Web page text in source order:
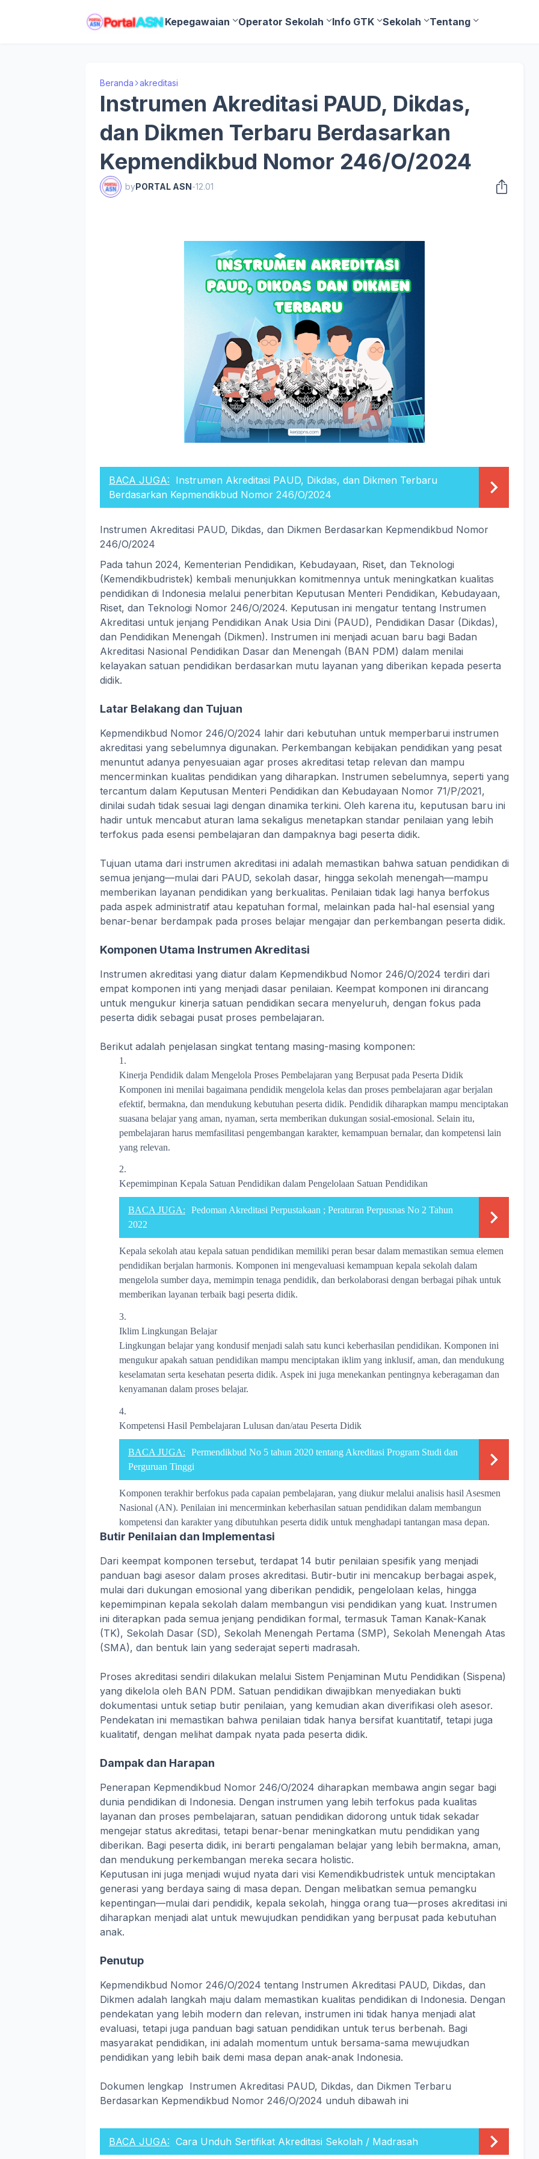
Kepegawaian Operator Sekolah Info GTK Sekolah Tentang
Beranda akreditasi
Instrumen Akreditasi PAUD, Dikdas,
dan Dikmen Terbaru Berdasarkan
Kepmendikbud Nomor 246/O/2024
byPORTAL ASN-12.01
BACA JUGA: Instrumen Akreditasi PAUD, Dikdas, dan Dikmen Terbaru
Berdasarkan Kepmendikbud Nomor 246/O/2024
Instrumen Akreditasi PAUD, Dikdas, dan Dikmen Berdasarkan Kepmendikbud Nomor
246/O/2024
Pada tahun 2024, Kementerian Pendidikan, Kebudayaan, Riset, dan Teknologi
(Kemendikbudristek) kembali menunjukkan komitmennya untuk meningkatkan kualitas
pendidikan di Indonesia melalui penerbitan Keputusan Menteri Pendidikan, Kebudayaan,
Riset, dan Teknologi Nomor 246/O/2024. Keputusan ini mengatur tentang Instrumen
Akreditasi untuk jenjang Pendidikan Anak Usia Dini (PAUD), Pendidikan Dasar (Dikdas),
dan Pendidikan Menengah (Dikmen). Instrumen ini menjadi acuan baru bagi Badan
Akreditasi Nasional Pendidikan Dasar dan Menengah (BAN PDM) dalam menilai
kelayakan satuan pendidikan berdasarkan mutu layanan yang diberikan kepada peserta
didik.
Latar Belakang dan Tujuan
Kepmendikbud Nomor 246/O/2024 lahir dari kebutuhan untuk memperbarui instrumen
akreditasi yang sebelumnya digunakan. Perkembangan kebijakan pendidikan yang pesat
menuntut adanya penyesuaian agar proses akreditasi tetap relevan dan mampu
mencerminkan kualitas pendidikan yang diharapkan. Instrumen sebelumnya, seperti yang
tercantum dalam Keputusan Menteri Pendidikan dan Kebudayaan Nomor 71/P/2021,
dinilai sudah tidak sesuai lagi dengan dinamika terkini. Oleh karena itu, keputusan baru ini
hadir untuk mencabut aturan lama sekaligus menetapkan standar penilaian yang lebih
terfokus pada esensi pembelajaran dan dampaknya bagi peserta didik.
Tujuan utama dari instrumen akreditasi ini adalah memastikan bahwa satuan pendidikan di
semua jenjang—mulai dari PAUD, sekolah dasar, hingga sekolah menengah—mampu
memberikan layanan pendidikan yang berkualitas. Penilaian tidak lagi hanya berfokus
pada aspek administratif atau kepatuhan formal, melainkan pada hal-hal esensial yang
benar-benar berdampak pada proses belajar mengajar dan perkembangan peserta didik.
Komponen Utama Instrumen Akreditasi
Instrumen akreditasi yang diatur dalam Kepmendikbud Nomor 246/O/2024 terdiri dari
empat komponen inti yang menjadi dasar penilaian. Keempat komponen ini dirancang
untuk mengukur kinerja satuan pendidikan secara menyeluruh, dengan fokus pada
peserta didik sebagai pusat proses pembelajaran.
Berikut adalah penjelasan singkat tentang masing-masing komponen:
Kinerja Pendidik dalam Mengelola Proses Pembelajaran yang Berpusat pada Peserta Didik
Komponen ini menilai bagaimana pendidik mengelola kelas dan proses pembelajaran agar berjalan
efektif, bermakna, dan mendukung kebutuhan peserta didik. Pendidik diharapkan mampu menciptakan
suasana belajar yang aman, nyaman, serta memberikan dukungan sosial-emosional. Selain itu,
pembelajaran harus memfasilitasi pengembangan karakter, kemampuan bernalar, dan kompetensi lain
yang relevan.
Kepemimpinan Kepala Satuan Pendidikan dalam Pengelolaan Satuan Pendidikan
BACA JUGA:
Pedoman Akreditasi Perpustakaan ; Peraturan Perpusnas No 2 Tahun
2022
Kepala sekolah atau kepala satuan pendidikan memiliki peran besar dalam memastikan semua elemen
pendidikan berjalan harmonis. Komponen ini mengevaluasi kemampuan kepala sekolah dalam
mengelola sumber daya, memimpin tenaga pendidik, dan berkolaborasi dengan berbagai pihak untuk
memberikan layanan terbaik bagi peserta didik.
Iklim Lingkungan Belajar
Lingkungan belajar yang kondusif menjadi salah satu kunci keberhasilan pendidikan. Komponen ini
mengukur apakah satuan pendidikan mampu menciptakan iklim yang inklusif, aman, dan mendukung
keselamatan serta kesehatan peserta didik. Aspek ini juga menekankan pentingnya keberagaman dan
kenyamanan dalam proses belajar.
Kompetensi Hasil Pembelajaran Lulusan dan/atau Peserta Didik
BACA JUGA:
Permendikbud No 5 tahun 2020 tentang Akreditasi Program Studi dan
Perguruan Tinggi
Komponen terakhir berfokus pada capaian pembelajaran, yang diukur melalui analisis hasil Asesmen
Nasional (AN). Penilaian ini mencerminkan keberhasilan satuan pendidikan dalam membangun
kompetensi dan karakter yang dibutuhkan peserta didik untuk menghadapi tantangan masa depan.
Butir Penilaian dan Implementasi
Dari keempat komponen tersebut, terdapat 14 butir penilaian spesifik yang menjadi
panduan bagi asesor dalam proses akreditasi. Butir-butir ini mencakup berbagai aspek,
mulai dari dukungan emosional yang diberikan pendidik, pengelolaan kelas, hingga
kepemimpinan kepala sekolah dalam membangun visi pendidikan yang kuat. Instrumen
ini diterapkan pada semua jenjang pendidikan formal, termasuk Taman Kanak-Kanak
(TK), Sekolah Dasar (SD), Sekolah Menengah Pertama (SMP), Sekolah Menengah Atas
(SMA), dan bentuk lain yang sederajat seperti madrasah.
Proses akreditasi sendiri dilakukan melalui Sistem Penjaminan Mutu Pendidikan (Sispena)
yang dikelola oleh BAN PDM. Satuan pendidikan diwajibkan menyediakan bukti
dokumentasi untuk setiap butir penilaian, yang kemudian akan diverifikasi oleh asesor.
Pendekatan ini memastikan bahwa penilaian tidak hanya bersifat kuantitatif, tetapi juga
kualitatif, dengan melihat dampak nyata pada peserta didik.
Dampak dan Harapan
Penerapan Kepmendikbud Nomor 246/O/2024 diharapkan membawa angin segar bagi
dunia pendidikan di Indonesia. Dengan instrumen yang lebih terfokus pada kualitas
layanan dan proses pembelajaran, satuan pendidikan didorong untuk tidak sekadar
mengejar status akreditasi, tetapi benar-benar meningkatkan mutu pendidikan yang
diberikan. Bagi peserta didik, ini berarti pengalaman belajar yang lebih bermakna, aman,
dan mendukung perkembangan mereka secara holistic.
Keputusan ini juga menjadi wujud nyata dari visi Kemendikbudristek untuk menciptakan
generasi yang berdaya saing di masa depan. Dengan melibatkan semua pemangku
kepentingan—mulai dari pendidik, kepala sekolah, hingga orang tua—proses akreditasi ini
diharapkan menjadi alat untuk mewujudkan pendidikan yang berpusat pada kebutuhan
anak.
Penutup
Kepmendikbud Nomor 246/O/2024 tentang Instrumen Akreditasi PAUD, Dikdas, dan
Dikmen adalah langkah maju dalam memastikan kualitas pendidikan di Indonesia. Dengan
pendekatan yang lebih modern dan relevan, instrumen ini tidak hanya menjadi alat
evaluasi, tetapi juga panduan bagi satuan pendidikan untuk terus berbenah. Bagi
masyarakat pendidikan, ini adalah momentum untuk bersama-sama mewujudkan
pendidikan yang lebih baik demi masa depan anak-anak Indonesia.
Dokumen lengkap Instrumen Akreditasi PAUD, Dikdas, dan Dikmen Terbaru
Berdasarkan Kepmendikbud Nomor 246/O/2024 unduh dibawah ini
BACA JUGA: Cara Unduh Sertifikat Akreditasi Sekolah / Madrasah